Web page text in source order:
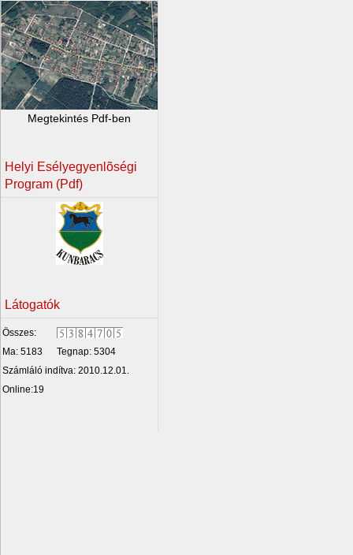
Megtekintés Pdf-ben
Helyi Esélyegyenlõségi
Program (Pdf)
Látogatók
Összes:
Ma: 5183
Tegnap: 5304
Számláló indítva: 2010.12.01.
Online:19